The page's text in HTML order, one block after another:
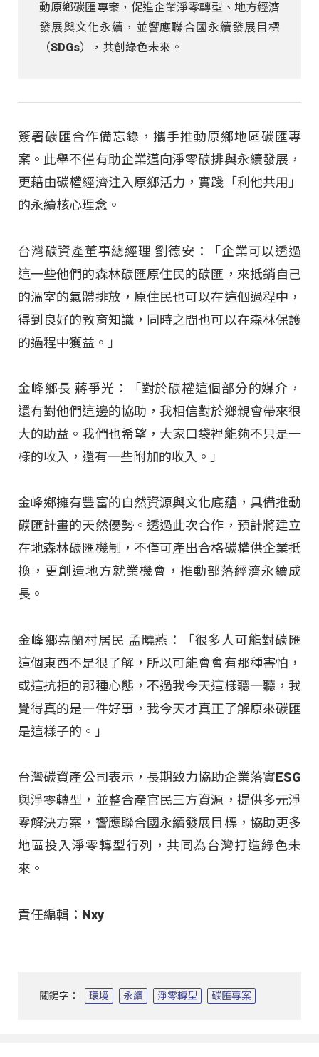
動原鄉碳匯專案，促進企業淨零轉型、地方經濟
發展與文化永續，並響應聯合國永續發展目標
（SDGs），共創綠色未來。
簽署碳匯合作備忘錄，攜手推動原鄉地區碳匯專
案。此舉不僅有助企業邁向淨零碳排與永續發展，
更藉由碳權經濟注入原鄉活力，實踐「利他共用」
的永續核心理念。
台灣碳資產董事總經理 劉德安：「企業可以透過
這一些他們的森林碳匯原住民的碳匯，來抵銷自己
的溫室的氣體排放，原住民也可以在這個過程中，
得到良好的教育知識，同時之間也可以在森林保護
的過程中獲益。」
金峰鄉長 蔣爭光：「對於碳權這個部分的媒介，
還有對他們這邊的協助，我相信對於鄉親會帶來很
大的助益。我們也希望，大家口袋裡能夠不只是一
樣的收入，還有一些附加的收入。」
金峰鄉擁有豐富的自然資源與文化底蘊，具備推動
碳匯計畫的天然優勢。透過此次合作，預計將建立
在地森林碳匯機制，不僅可產出合格碳權供企業抵
換，更創造地方就業機會，推動部落經濟永續成
長。
金峰鄉嘉蘭村居民 孟曉燕：「很多人可能對碳匯
這個東西不是很了解，所以可能會會有那種害怕，
或這抗拒的那種心態，不過我今天這樣聽一聽，我
覺得真的是一件好事，我今天才真正了解原來碳匯
是這樣子的。」
台灣碳資產公司表示，長期致力協助企業落實ESG
與淨零轉型，並整合產官民三方資源，提供多元淨
零解決方案，響應聯合國永續發展目標，協助更多
地區投入淨零轉型行列，共同為台灣打造綠色未
來。
責任編輯：Nxy
關鍵字： 環境 永續 淨零轉型 碳匯專案